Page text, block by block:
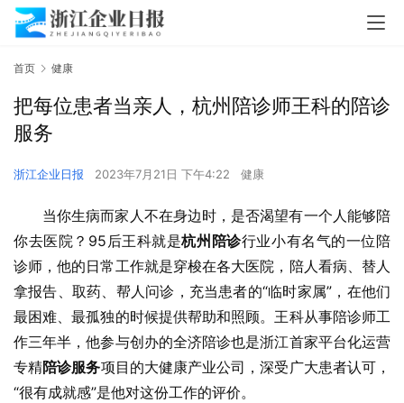
首页 健康
把每位患者当亲人，杭州陪诊师王科的陪诊
服务
浙江企业日报 2023年7月21日 下午4:22 健康
当你生病而家人不在身边时，是否渴望有一个人能够陪
你去医院？95后王科就是杭州陪诊行业小有名气的一位陪
诊师，他的日常工作就是穿梭在各大医院，陪人看病、替人
拿报告、取药、帮人问诊，充当患者的“临时家属”，在他们
最困难、最孤独的时候提供帮助和照顾。王科从事陪诊师工
作三年半，他参与创办的全济陪诊也是浙江首家平台化运营
专精陪诊服务项目的大健康产业公司，深受广大患者认可，
“很有成就感”是他对这份工作的评价。